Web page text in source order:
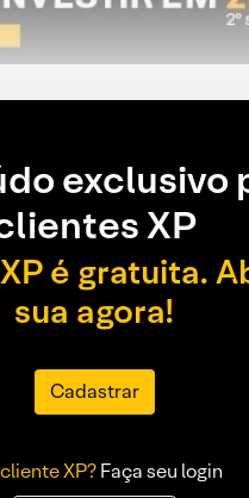
exclusivo
XP
é gratuita.
sua agora!
Cadastrar
cliente XP?Faça seu login